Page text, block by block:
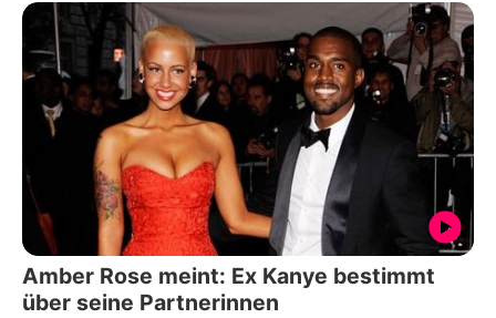
Amber Rose meint: Ex Kanye bestimmt
über seine Partnerinnen